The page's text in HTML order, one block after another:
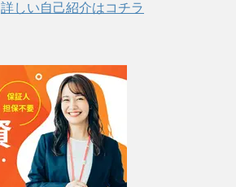
詳しい自己紹介はコチラ